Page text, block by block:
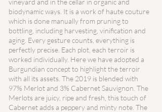
biodynamic ways. It is a work of haute couture
which is done manually from pruning to
bottling, including harvesting, vinification and
aging. Every gesture counts, everything is
perfectly precise. Each plot, each terroir is
worked individually. Here we have adopted a
Burgundian concept to highlight the terroir
with all its assets. The 2019 is blended with
97% Merlot and 3% Cabernet Sauvignon. The
Merlots are juicy, ripe and fresh, this touch of
Cabernet adds a peppery and minty note. The